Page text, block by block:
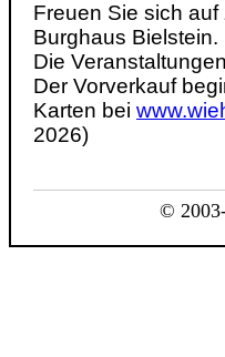
Freuen Sie sich
Burghaus Bielstein.
Die
Der Vorverkauf
Karten bei
2026)
©